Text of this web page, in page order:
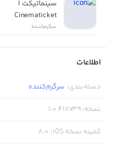
Cinematicket
سرگرم‌کننده
اطلاعات
دسته‌بندی: سرگرم‌کننده
نسخه:
1.0.418739
کمینه نسخه iOS :
8.0